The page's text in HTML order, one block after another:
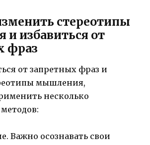
стереотипы
избавиться от
фраз
от запретных фраз и
мышления,
несколько
Важно осознавать свои